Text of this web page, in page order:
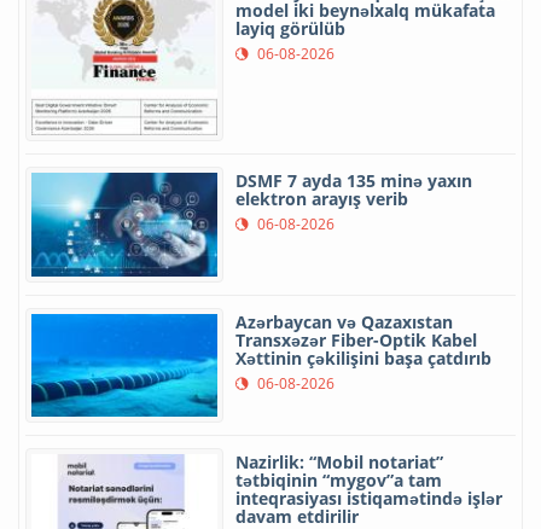
model iki beynəlxalq mükafata
layiq görülüb
06-08-2026
DSMF 7 ayda 135 minə yaxın
elektron arayış verib
06-08-2026
Azərbaycan və Qazaxıstan
Transxəzər Fiber-Optik Kabel
Xəttinin çəkilişini başa çatdırıb
06-08-2026
Nazirlik: “Mobil notariat”
tətbiqinin “mygov”a tam
inteqrasiyası istiqamətində işlər
davam etdirilir